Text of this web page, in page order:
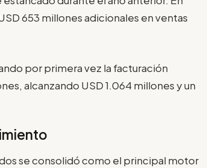
653 millones adicionales en ventas
por primera vez la facturación
alcanzando USD 1.064 millones y un
se consolidó como el principal motor